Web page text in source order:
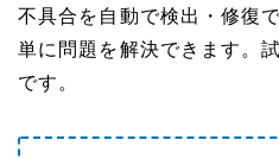
不具合を自動で検出・修復
単に問題を解決できます。
です。